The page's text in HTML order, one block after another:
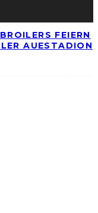
FEIERN
AUESTADION